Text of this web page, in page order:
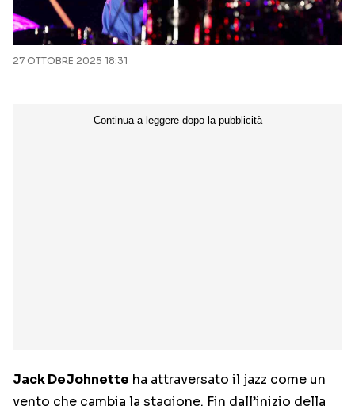
27 OTTOBRE 2025 18:31
Jack DeJohnette ha attraversato il jazz come un
vento che cambia la stagione. Fin dall’inizio della